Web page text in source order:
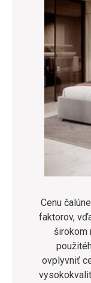
Cenu
faktorov,
širokom
ovplyvniť